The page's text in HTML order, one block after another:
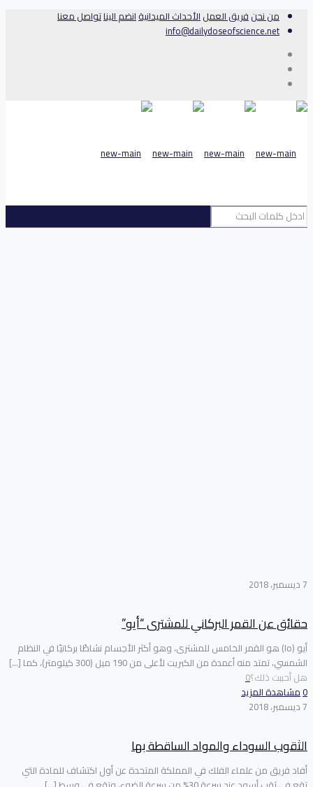
من نحنفريق العملالأحداث الميدانيةانضم اليناتواصل معنا
info@dailydoseofscience.net
7 ديسمبر، 2018
حقائق عن القمر البركاني للمشترى “أيو”
أيو (Io) هو القمر الخامس للمشترى، وهو أكثر الأجسام نشاطًا بركانيًا في النظام
الشمسي، تمتد منه أعمدة من الكبريت لأعلى من 190 ميل (300 كيلومتر)، كما
[…]
هل أحببت ذلك؟0
0مشاهدة المزيد
7 ديسمبر، 2018
الثقوب السوداء والمواد الساقطة بها
أفاد فريق من علماء الفلك في المملكة المتحدة عن أول اكتشاف للمادة التي